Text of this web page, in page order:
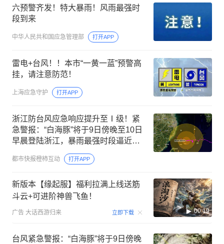
六预警齐发！特大暴雨！风雨最强时
段到来
中华人民共和国应急管理部 打开APP
雷电+台风！！本市“一黄一蓝”预警高
挂，请注意防范！
上海应急守护 打开APP
浙江防台风应急响应提升至Ⅰ级！紧
急警报：“白海豚”将于9日傍晚至10日
早晨登陆浙江，暴雨最强时段逼近，
都市快报橙柿互动 打开APP
新版本【缘起服】福利拉满上线送筋
斗云+可进阶神兽飞鱼！
广告 大话西游归来 立即下载 00:19
台风紧急警报：“白海豚”将于9日傍晚